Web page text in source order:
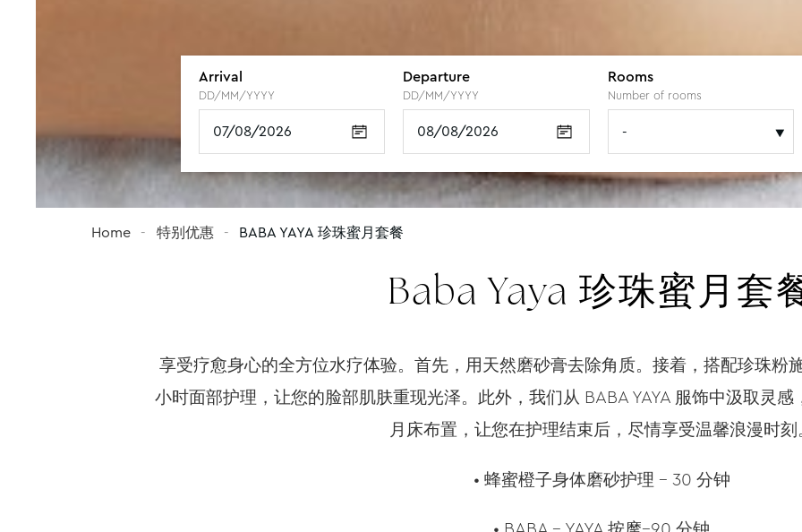
Arrival
DD/MM/YYYY
Departure
DD/MM/YYYY
Rooms
Number of rooms
ROOM 1
Adult(s)
Number of adults Number of
Children's age
ROOM 2
Adult(s)
Number of adults Number of
Children's age
ROOM 3
Adult(s)
Number of adults Number of
Children's age
Loyalty or subscription number
16-digit number on your card
Home 特别优惠 BABA YAYA 珍珠蜜月套餐
Baba Yaya 珍珠蜜月套
享受疗愈身心的全方位水疗体验。首先，用天然磨砂膏去除角质。接着，搭配珍珠粉
小时面部护理，让您的脸部肌肤重现光泽。此外，我们从 BABA YAYA 服饰中汲取灵
月床布置，让您在护理结束后，尽情享受温馨浪漫时刻。
• 蜂蜜橙子身体磨砂护理 – 30 分钟